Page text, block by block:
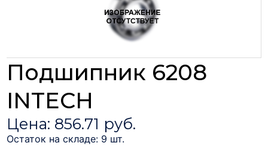
Подшипник 6208
INTECH
Цена: 856.71 руб.
Остаток на складе: 9 шт.